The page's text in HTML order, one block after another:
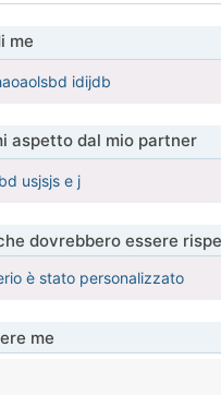
me
idijdb
aspetto dal mio partner
usjsjs e j
dovrebbero essere
è stato personalizzato
me